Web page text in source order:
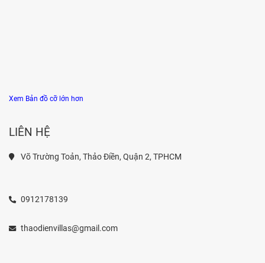
Xem Bản đồ cỡ lớn hơn
LIÊN HỆ
Võ Trường Toản, Thảo Điền, Quận 2, TPHCM
0912178139
thaodienvillas@gmail.com